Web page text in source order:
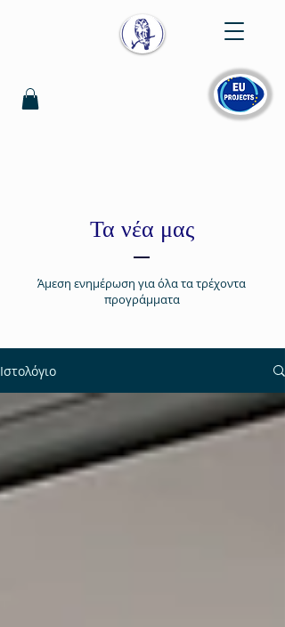
Σύνδεση
Τα νέα μας
Άμεση ενημέρωση για όλα τα τρέχοντα
προγράμματα
Ιστολόγιο